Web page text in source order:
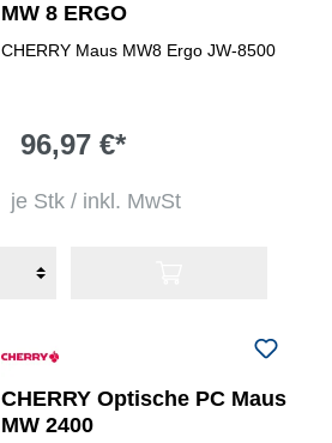
MW 8 ERGO
CHERRY Maus MW8 Ergo JW-8500
96,97 €*
je Stk / inkl. MwSt
CHERRY Optische PC Maus
MW 2400